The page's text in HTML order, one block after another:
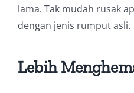
lama. Tak mudah rusak
dengan jenis rumput asli.
Lebih